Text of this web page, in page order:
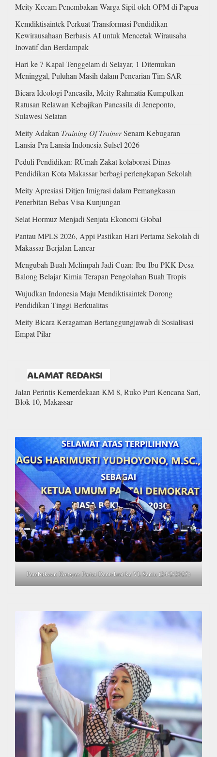
Meity Kecam Penembakan Warga Sipil oleh OPM di Papua
Kemdiktisaintek Perkuat Transformasi Pendidikan
Kewirausahaan Berbasis AI untuk Mencetak Wirausaha
Inovatif dan Berdampak
Hari ke 7 Kapal Tenggelam di Selayar, 1 Ditemukan
Meninggal, Puluhan Masih dalam Pencarian Tim SAR
Bicara Ideologi Pancasila, Meity Rahmatia Kumpulkan
Ratusan Relawan Kebajikan Pancasila di Jeneponto,
Sulawesi Selatan
Meity Adakan Training Of TrainerSenam Kebugaran
Lansia-Pra Lansia Indonesia Sulsel 2026
Peduli Pendidikan: RUmah Zakat kolaborasi Dinas
Pendidikan Kota Makassar berbagi perlengkapan Sekolah
Meity Apresiasi Ditjen Imigrasi dalam Pemangkasan
Penerbitan Bebas Visa Kunjungan
Selat Hormuz Menjadi Senjata Ekonomi Global
Pantau MPLS 2026, Appi Pastikan Hari Pertama Sekolah di
Makassar Berjalan Lancar
Mengubah Buah Melimpah Jadi Cuan: Ibu-Ibu PKK Desa
Balong Belajar Kimia Terapan Pengolahan Buah Tropis
Wujudkan Indonesia Maju Mendiktisaintek Dorong
Pendidikan Tinggi Berkualitas
Meity Bicara Keragaman Bertanggungjawab di Sosialisasi
Empat Pilar
ALAMAT REDAKSI
Jalan Perintis Kemerdekaan KM 8, Ruko Puri Kencana Sari,
Blok 10, Makassar
Pembukaan Kongres Partai Demokrat ke VI, Senin (24/2/2025)